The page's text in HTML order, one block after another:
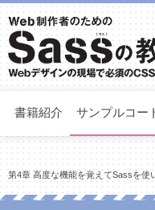
書籍紹介 サンプルコー
第4章 高度な機能を覚えてSassを使